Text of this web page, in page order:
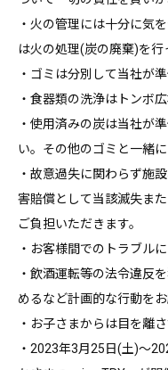
・火の管理には十分に気
は火の処理(炭の廃棄)を行
・ゴミは分別して当社が
・食器類の洗浄はトンボ
・使用済みの炭は当社が
い。その他のゴミと一緒
・故意過失に関わらず施
害賠償として当該滅失ま
ご負担いただきます。
・お客様間でのトラブル
・飲酒運転等の法令違反
めるなど計画的な行動をお
・お子さまからは目を離
・2023年3月25日(土)～